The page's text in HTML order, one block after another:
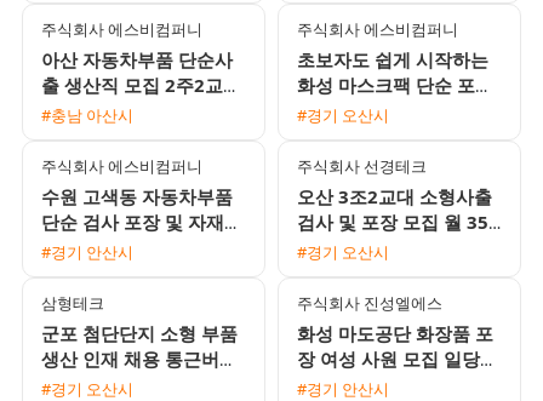
주식회사 에스비컴퍼니
아산 자동차부품 단순사
출 생산직 모집 2주2교대
월350만에서400만원이
근환영
#충남 아산시
주식회사 에스비컴퍼니
초보자도 쉽게 시작하는
화성 마스크팩 단순 포장
및 검수 사원 모집 주간
#경기 오산시
주식회사 에스비컴퍼니
수원 고색동 자동차부품
단순 검사 포장 및 자재관
리 채용 주간고정 2교대
#경기 안산시
주식회사 선경테크
오산 3조2교대 소형사출
검사 및 포장 모집 월 350
만에서 370만원 이상 기
행
#경기 오산시
삼형테크
군포 첨단단지 소형 부품
생산 인재 채용 통근버스
운행 및 주급 가능
#경기 오산시
주식회사 진성엘에스
화성 마도공단 화장품 포
장 여성 사원 모집 일당
주급 월급 선택 가능 통근
#경기 안산시